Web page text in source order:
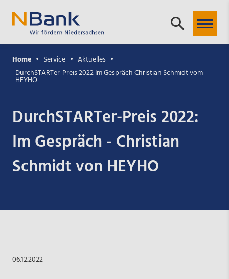
Home Service
Aktuelles
DurchSTARTer-Preis 2022 Im Gespräch Christian Schmidt vom
HEYHO
DurchSTARTer-Preis 2022:
Im Gespräch - Christian
Schmidt von HEYHO
06.12.2022